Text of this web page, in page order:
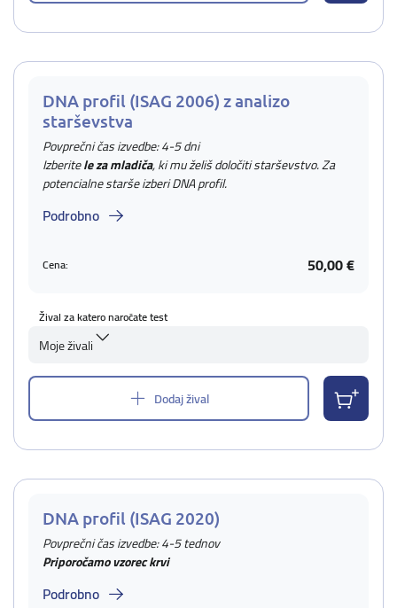
DNA profil (ISAG 2006) z analizo
starševstva
Povprečni čas izvedbe: 4-5 dni
Izberitele za mladiča, ki mu želiš določiti starševstvo. Za
potencialne starše izberi DNA profil.
Podrobno
Cena: 50,00 €
Žival za katero naročate test
Moje živali
Dodaj žival
DNA profil (ISAG 2020)
Povprečni čas izvedbe: 4-5 tednov
Priporočamo vzorec krvi
Podrobno